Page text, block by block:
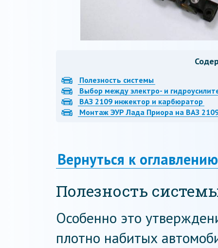
Полезность системы
Выбор между электро- и
ВАЗ 2109 инжектор и карбюратор
Монтаж ЭУР Лада Приора на ВАЗ
Вернуться к оглавлению
Полезность
Особенно это
плотно набитых